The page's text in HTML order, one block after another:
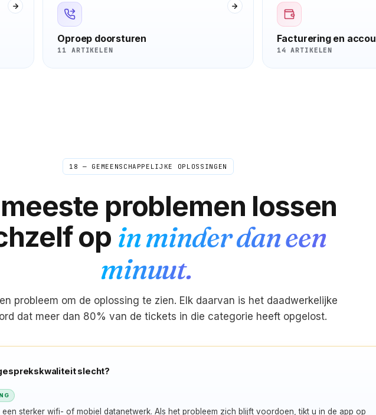
Oproep doorsturen
11 ARTIKELEN
Facturering en
14 ARTIKELEN
18 — GEMEENSCHAPPELIJKE OPLOSSINGEN
problemen lossen
op in minder dan een
minuut.
probleem om de oplossing te zien. Elk daarvan is het daadwerkelijke
dat meer dan 80% van de tickets in die categorie heeft opgelost.
slecht?
sterker wifi- of mobiel datanetwerk. Als het probleem zich blijft voordoen, tikt u in de app op